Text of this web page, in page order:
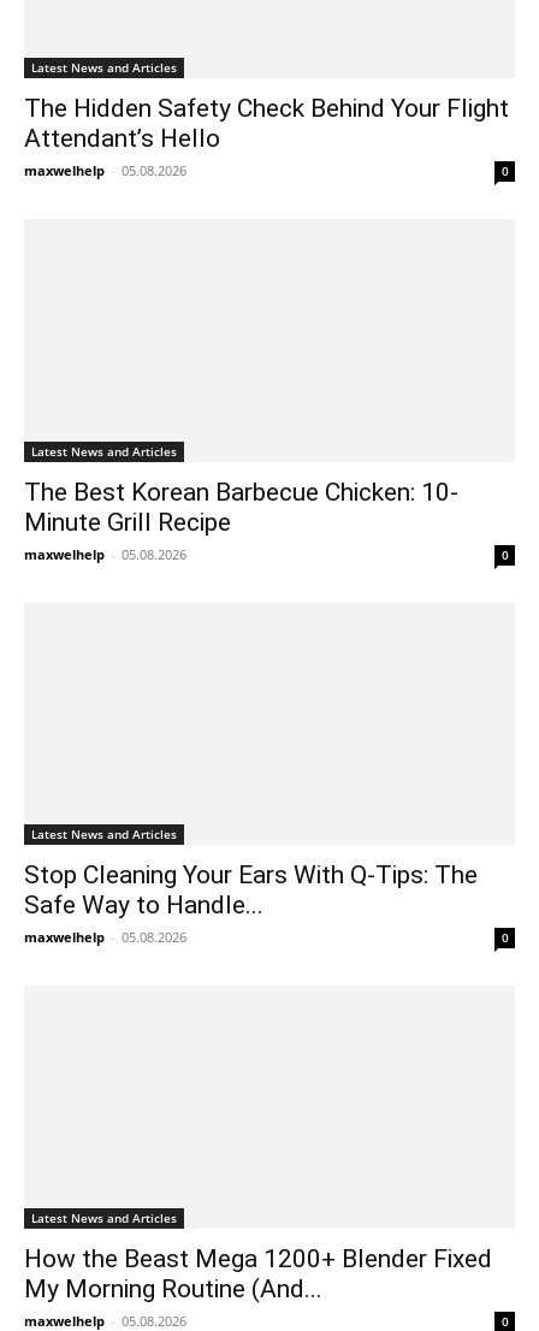
Latest News and Articles
The Hidden Safety Check Behind Your Flight
Attendant’s Hello
maxwelhelp - 05.08.2026 0
Latest News and Articles
The Best Korean Barbecue Chicken: 10-
Minute Grill Recipe
maxwelhelp - 05.08.2026 0
Latest News and Articles
Stop Cleaning Your Ears With Q-Tips: The
Safe Way to Handle...
maxwelhelp - 05.08.2026 0
Latest News and Articles
How the Beast Mega 1200+ Blender Fixed
My Morning Routine (And...
maxwelhelp - 05.08.2026 0